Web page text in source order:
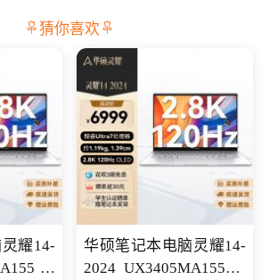
猜你喜欢
耀14-
冰
华硕笔记本电脑灵耀14-
2024 UX3405MA155夜